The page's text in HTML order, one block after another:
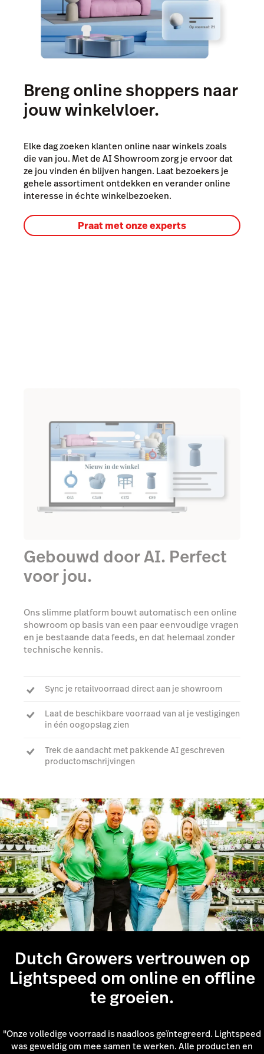
Breng online shoppers naar
jouw winkelvloer.
Elke dag zoeken klanten online naar winkels zoals
die van jou. Met de AI Showroom zorg je ervoor dat
ze jou vinden én blijven hangen. Laat bezoekers je
gehele assortiment ontdekken en verander online
interesse in échte winkelbezoeken.
Praat met onze experts
Gebouwd door AI. Perfect
voor jou.
Ons slimme platform bouwt automatisch een online
showroom op basis van een paar eenvoudige vragen
en je bestaande data feeds, en dat helemaal zonder
technische kennis.
Sync je retailvoorraad direct aan je showroom
Laat de beschikbare voorraad van al je vestigingen
in één oogopslag zien
Trek de aandacht met pakkende AI geschreven
productomschrijvingen
editor
Dutch Growers vertrouwen op
Lightspeed om online en offline
te groeien.
"Onze volledige voorraad is naadloos geïntegreerd. Lightspeed
was geweldig om mee samen te werken. Alle producten en